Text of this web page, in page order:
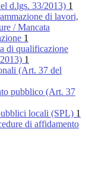
d.lgs. 33/2013) 1
di lavori,
/ Mancata
1
di qualificazione
1
(Art. 37 del
pubblico (Art. 37
locali (SPL) 1
di affidamento